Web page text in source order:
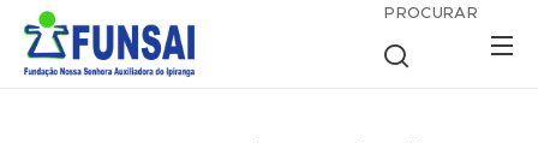
PROCURAR